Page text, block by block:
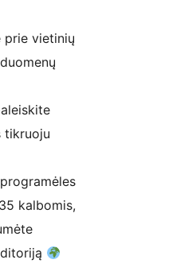
prie vietinių
tikruoju
kalbomis,